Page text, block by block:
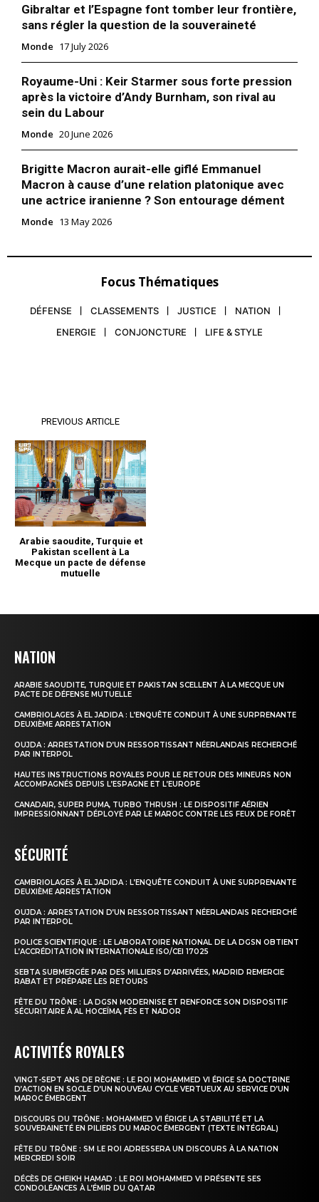
NATION
ARABIE SAOUDITE, TURQUIE ET PAKISTAN SCELLENT À LA MECQUE UN
PACTE DE DÉFENSE MUTUELLE
CAMBRIOLAGES À EL JADIDA : L’ENQUÊTE CONDUIT À UNE SURPRENANTE
DEUXIÈME ARRESTATION
OUJDA : ARRESTATION D’UN RESSORTISSANT NÉERLANDAIS RECHERCHÉ
PAR INTERPOL
HAUTES INSTRUCTIONS ROYALES POUR LE RETOUR DES MINEURS NON
ACCOMPAGNÉS DEPUIS L’ESPAGNE ET L’EUROPE
CANADAIR, SUPER PUMA, TURBO THRUSH : LE DISPOSITIF AÉRIEN
IMPRESSIONNANT DÉPLOYÉ PAR LE MAROC CONTRE LES FEUX DE FORÊT
SÉCURITÉ
CAMBRIOLAGES À EL JADIDA : L’ENQUÊTE CONDUIT À UNE SURPRENANTE
DEUXIÈME ARRESTATION
OUJDA : ARRESTATION D’UN RESSORTISSANT NÉERLANDAIS RECHERCHÉ
PAR INTERPOL
POLICE SCIENTIFIQUE : LE LABORATOIRE NATIONAL DE LA DGSN OBTIENT
L’ACCRÉDITATION INTERNATIONALE ISO/CEI 17025
SEBTA SUBMERGÉE PAR DES MILLIERS D’ARRIVÉES, MADRID REMERCIE
RABAT ET PRÉPARE LES RETOURS
FÊTE DU TRÔNE : LA DGSN MODERNISE ET RENFORCE SON DISPOSITIF
SÉCURITAIRE À AL HOCEÏMA, FÈS ET NADOR
ACTIVITÉS ROYALES
VINGT-SEPT ANS DE RÈGNE : LE ROI MOHAMMED VI ÉRIGE SA DOCTRINE
D’ACTION EN SOCLE D’UN NOUVEAU CYCLE VERTUEUX AU SERVICE D’UN
MAROC ÉMERGENT
DISCOURS DU TRÔNE : MOHAMMED VI ÉRIGE LA STABILITÉ ET LA
SOUVERAINETÉ EN PILIERS DU MAROC ÉMERGENT (TEXTE INTÉGRAL)
FÊTE DU TRÔNE : SM LE ROI ADRESSERA UN DISCOURS À LA NATION
MERCREDI SOIR
DÉCÈS DE CHEIKH HAMAD : LE ROI MOHAMMED VI PRÉSENTE SES
CONDOLÉANCES À L’ÉMIR DU QATAR